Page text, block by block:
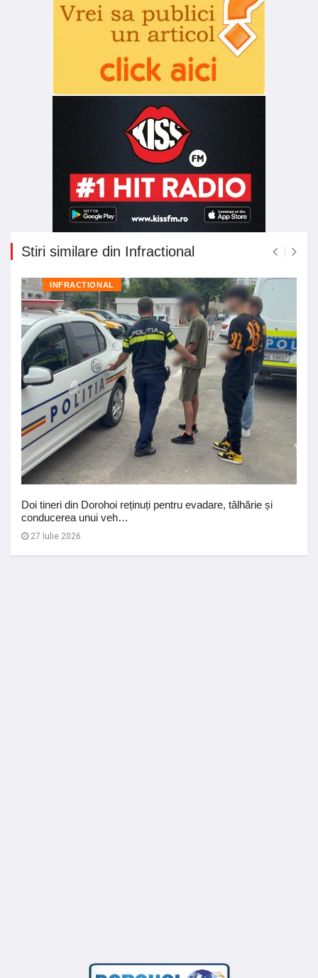
Stiri similare din Infractional
INFRACTIONAL
Doi tineri din Dorohoi reținuți pentru evadare, tâlhărie și
conducerea unui veh…
27 Iulie 2026